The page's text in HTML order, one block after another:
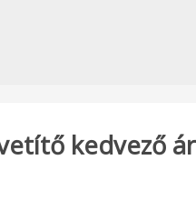
kedvező